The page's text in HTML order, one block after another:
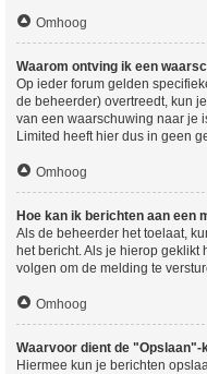
Omhoog
Waarom ontving ik een
Op ieder forum gelden
de beheerder) overtreedt, kun
van een waarschuwing naar je
Limited heeft hier dus in geen
Omhoog
Hoe kan ik berichten aan een
Als de beheerder het toelaat,
het bericht. Als je hierop
volgen om de melding te
Omhoog
Waarvoor dient de
Hiermee kun je berichten